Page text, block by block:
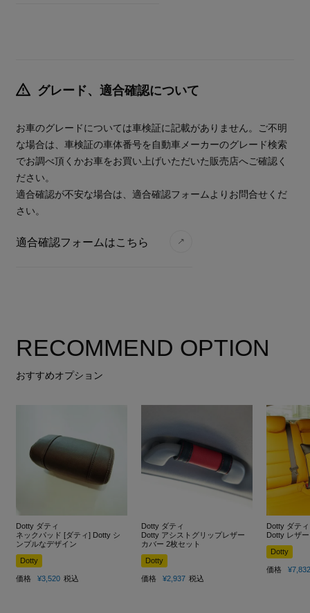
グレード、適合確認について
お車のグレードについては車検証に記載がありません。ご不明
な場合は、車検証の車体番号を自動車メーカーのグレード検索
でお調べ頂くかお車をお買い上げいただいた販売店へご確認く
ださい。
適合確認が不安な場合は、適合確認フォームよりお問合せくだ
さい。
適合確認フォームはこちら
RECOMMEND OPTION
おすすめオプション
Dotty ダティ
ネックパッド [ダティ] Dotty シ
ンプルなデザイン
Dotty
価格 ¥3,520 税込
Dotty ダティ
Dotty アシストグリップレザー
カバー 2枚セット
Dotty
価格 ¥2,937 税込
Dotty ダティ
Dotty レザ
Dotty
価格 ¥7,832